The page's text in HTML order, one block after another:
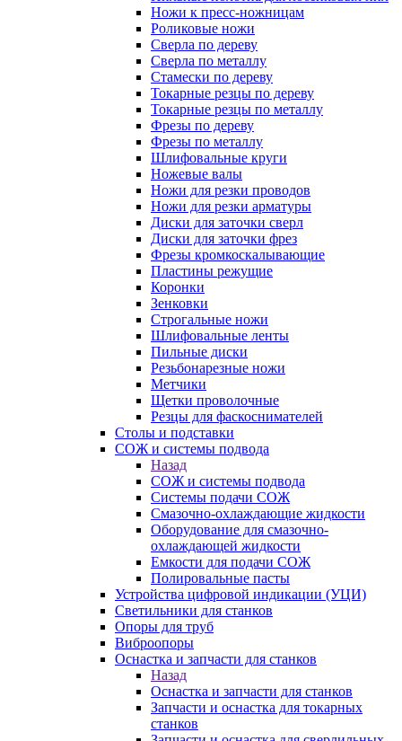
Ножи к пресс-ножницам
Роликовые ножи
Сверла по дереву
Сверла по металлу
Стамески по дереву
Токарные резцы по дереву
Токарные резцы по металлу
Фрезы по дереву
Фрезы по металлу
Шлифовальные круги
Ножевые валы
Ножи для резки проводов
Ножи для резки арматуры
Диски для заточки сверл
Диски для заточки фрез
Фрезы кромкоскалывающие
Пластины режущие
Коронки
Зенковки
Строгальные ножи
Шлифовальные ленты
Пильные диски
Резьбонарезные ножи
Метчики
Щетки проволочные
Резцы для фаскоснимателей
Столы и подставки
СОЖ и системы подвода
Назад
СОЖ и системы подвода
Системы подачи СОЖ
Смазочно-охлаждающие жидкости
Оборудование для смазочно-
охлаждающей жидкости
Емкости для подачи СОЖ
Полировальные пасты
Устройства цифровой индикации (УЦИ)
Светильники для станков
Опоры для труб
Виброопоры
Оснастка и запчасти для станков
Назад
Оснастка и запчасти для станков
Запчасти и оснастка для токарных
станков